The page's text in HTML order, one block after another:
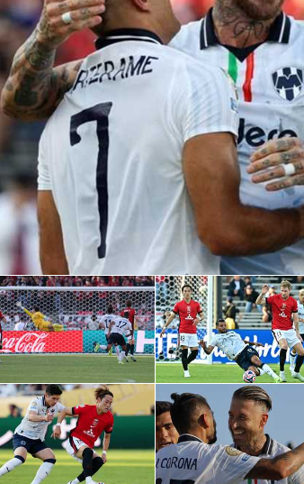
دوري أبطال أوروبا
القسم الثاني
رياضات أخرى
آسيا
أمريكا
ركن الألعاب